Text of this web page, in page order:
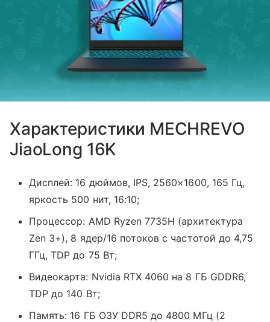
Характеристики MECHREVO
JiaoLong 16K
Дисплей: 16 дюймов, IPS, 2560×1600, 165 Гц,
яркость 500 нит, 16:10;
Процессор: AMD Ryzen 7735H (архитектура
Zen 3+), 8 ядер/16 потоков с частотой до 4,75
ГГц, TDP до 75 Вт;
Видеокарта: Nvidia RTX 4060 на 8 ГБ GDDR6,
TDP до 140 Вт;
Память: 16 ГБ ОЗУ DDR5 до 4800 МГц (2